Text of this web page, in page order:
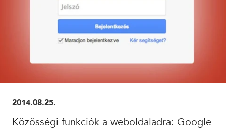
2014.08.25.
Közösségi funkciók a weboldaladra: Google